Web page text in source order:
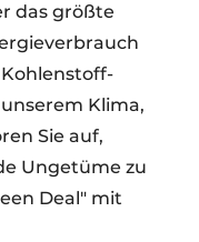
das größte
Klima,
Sie auf,
Ungetüme zu
Deal" mit